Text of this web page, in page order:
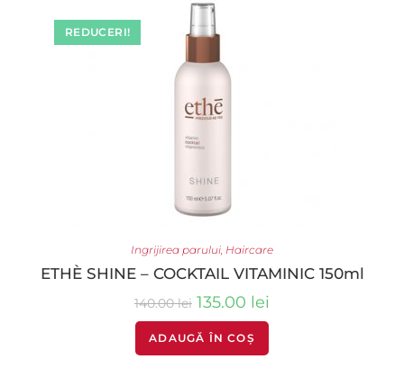
REDUCERI!
Ingrijirea parului, Haircare
ETHÈ SHINE – COCKTAIL VITAMINIC 150ml
140.00lei 135.00 lei
ADAUGĂ ÎN COȘ